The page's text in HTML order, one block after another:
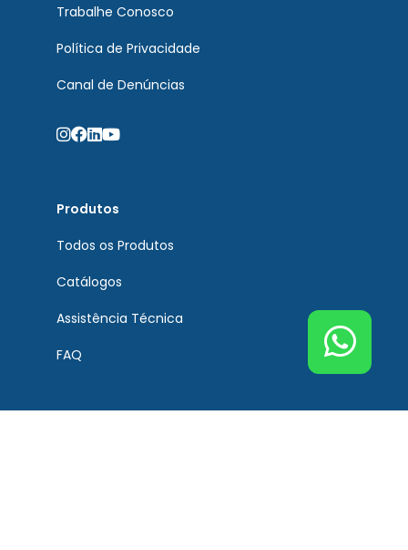
Trabalhe Conosco
Política de Privacidade
Canal de Denúncias
Produtos
Todos os Produtos
Catálogos
Assistência Técnica
FAQ